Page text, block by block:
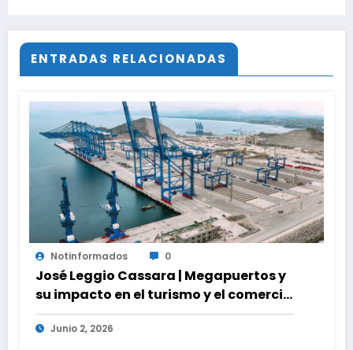
ENTRADAS RELACIONADAS
Notinformados 0
José Leggio Cassara | Megapuertos y
su impacto en el turismo y el comercio
global
Junio 2, 2026